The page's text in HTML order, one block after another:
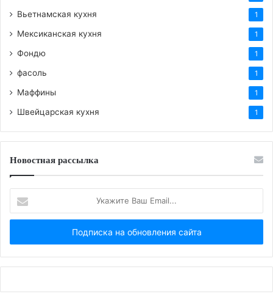
Вьетнамская кухня 1
Мексиканская кухня 1
Фондю 1
фасоль 1
Маффины 1
Швейцарская кухня 1
Новостная рассылка
Ваш
Email...